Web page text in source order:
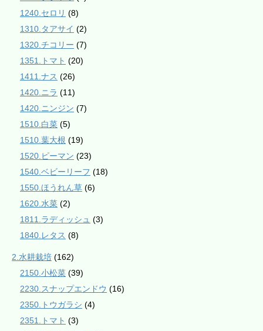
1240.セロリ (8)
1310.タアサイ (2)
1320.チコリー (7)
1351.トマト (20)
1411.ナス (26)
1420.ニラ (11)
1420.ニンジン (7)
1510.白菜 (5)
1510.葉大根 (19)
1520.ピーマン (23)
1540.ベビーリーフ (18)
1550.ほうれん草 (6)
1620.水菜 (2)
1811.ラディッシュ (3)
1840.レタス (8)
2.水耕栽培 (162)
2150.小松菜 (39)
2230.スナップエンドウ (16)
2350.トウガラシ (4)
2351.トマト (3)